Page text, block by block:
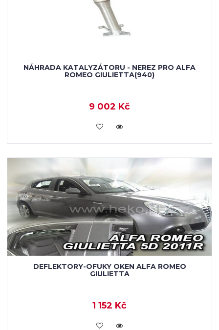
NÁHRADA KATALYZÁTORU - NEREZ PRO ALFA
ROMEO GIULIETTA(940)
9 002 Kč
KOUPIT
DEFLEKTORY-OFUKY OKEN ALFA ROMEO
GIULIETTA
1 152 Kč
KOUPIT